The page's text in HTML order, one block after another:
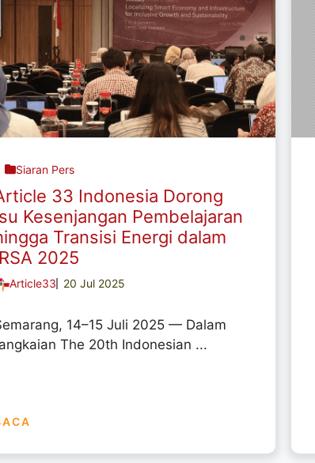
Siaran Pers
33 Indonesia Dorong
Kesenjangan Pembelajaran
Transisi Energi dalam
2025
Article33 20 Jul 2025
14–15 Juli 2025 — Dalam
The 20th Indonesian ...